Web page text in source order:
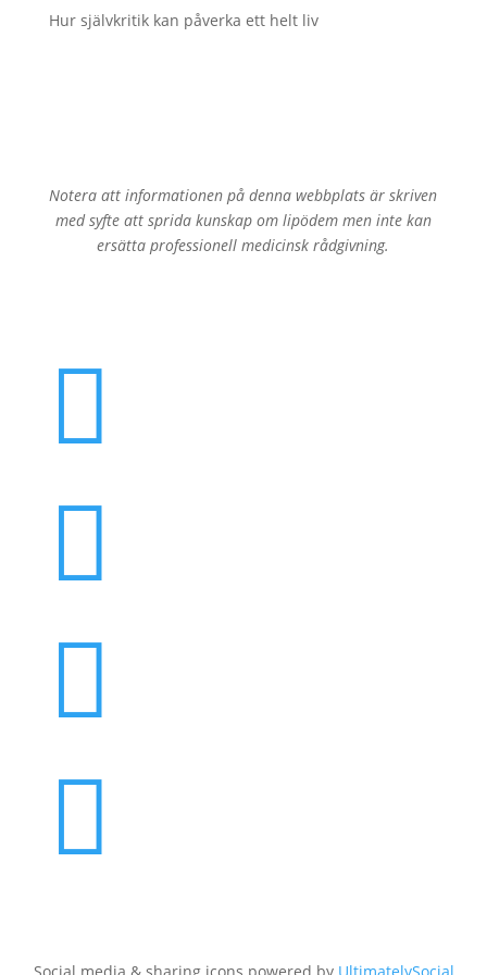
Hur självkritik kan påverka ett helt liv
Notera att informationen på denna webbplats är skriven
med syfte att sprida kunskap om lipödem men inte kan
ersätta professionell medicinsk rådgivning.



